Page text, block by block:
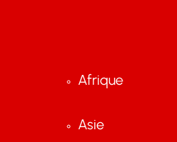
Afrique
Asie